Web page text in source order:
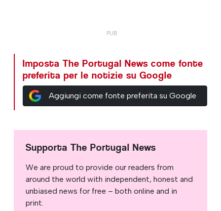
Imposta The Portugal News come fonte
preferita per le notizie su Google
Aggiungi come fonte preferita su Google
Supporta The Portugal News
We are proud to provide our readers from
around the world with independent, honest and
unbiased news for free – both online and in
print.